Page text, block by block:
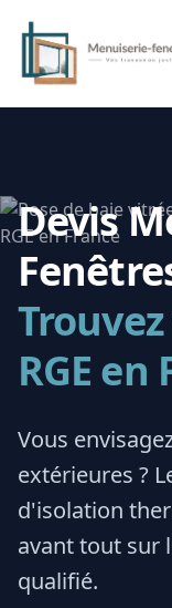
Devis
RGE en
Vous
extérieures ?
d'isolation
avant tout sur
qualifié.